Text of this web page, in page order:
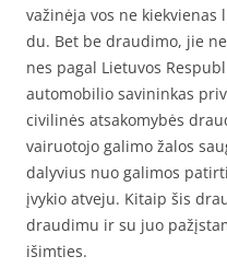
važinėja vos ne
du. Bet be draudimo, jie
nes pagal Lietuvos
automobilio savininkas
civilinės atsakomybės
vairuotojo galimo žalos
dalyvius nuo galimos
įvykio atveju. Kitaip šis
draudimu ir su juo
išimties.